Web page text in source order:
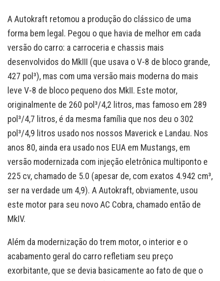
A Autokraft retomou a produção do clássico de uma
forma bem legal. Pegou o que havia de melhor em cada
versão do carro: a carroceria e chassis mais
desenvolvidos do MkIII (que usava o V-8 de bloco grande,
427 pol³), mas com uma versão mais moderna do mais
leve V-8 de bloco pequeno dos MkII. Este motor,
originalmente de 260 pol³/4,2 litros, mas famoso em 289
pol³/4,7 litros, é da mesma família que nos deu o 302
pol³/4,9 litros usado nos nossos Maverick e Landau. Nos
anos 80, ainda era usado nos EUA em Mustangs, em
versão modernizada com injeção eletrônica multiponto e
225 cv, chamado de 5.0 (apesar de, com exatos 4.942 cm³,
ser na verdade um 4,9). A Autokraft, obviamente, usou
este motor para seu novo AC Cobra, chamado então de
MkIV.
Além da modernização do trem motor, o interior e o
acabamento geral do carro refletiam seu preço
exorbitante, que se devia basicamente ao fato de que o